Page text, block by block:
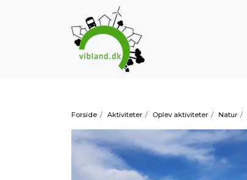
Forside / Aktiviteter / Oplev aktiviteter / Natur /